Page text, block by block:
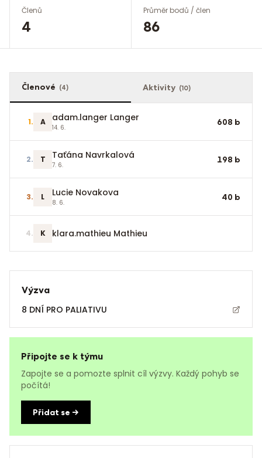
Členů
4
Průměr bodů / člen
86
Členové (4) Aktivity (10)
1. A adam.langer Langer
14. 6.
608 b
2. T Taťána Navrkalová
7. 6.
198 b
3. L Lucie Novakova
8. 6.
40 b
4. K klara.mathieu Mathieu
Výzva
8 DNÍ PRO PALIATIVU
Připojte se k týmu
Zapojte se a pomozte splnit cíl výzvy. Každý pohyb se
počítá!
Přidat se →